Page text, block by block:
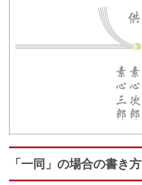
「一同」の場合の書き方